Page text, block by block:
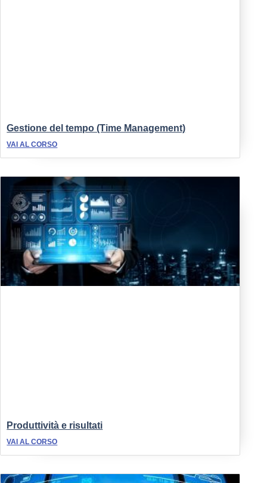
Gestione del tempo (Time Management)
VAI AL CORSO
Produttività e risultati
VAI AL CORSO